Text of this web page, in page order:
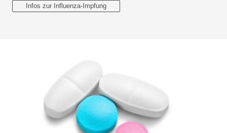
Infos zur Influenza-Impfung